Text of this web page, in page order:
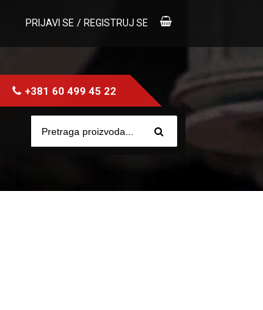
PRIJAVI SE / REGISTRUJ SE
+381 60 499 45 22